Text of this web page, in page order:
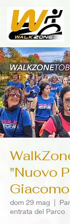
"Nuovo
dom 29 mag
  |
entrata del Parco